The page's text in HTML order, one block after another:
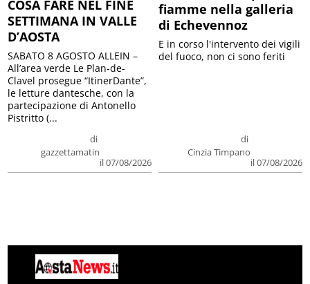
COSA FARE NEL FINE
SETTIMANA IN VALLE
D’AOSTA
di
gazzettamatin
il 07/08/2026
SABATO 8 AGOSTO ALLEIN –
All’area verde Le Plan-de-
Clavel prosegue “ItinerDante”,
le letture dantesche, con la
partecipazione di Antonello
Pistritto (...
fiamme nella galleria
di Echevennoz
di
Cinzia Timpano
il 07/08/2026
E in corso l'intervento dei vigili
del fuoco, non ci sono feriti